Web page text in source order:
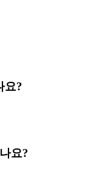
요?
요?